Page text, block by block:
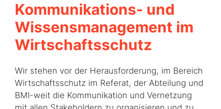
Kommunikations- und
Wissensmanagement im
Wirtschaftsschutz
Wir stehen vor der Herausforderung, im Bereich
Wirtschaftsschutz im Referat, der Abteilung und
BMI-weit die Kommunikation und Vernetzung